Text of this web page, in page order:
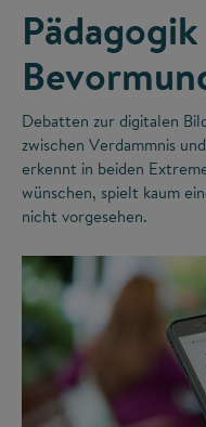
Debatten zur digitalen
zwischen Verdammnis
erkennt in beiden
wünschen, spielt kaum
nicht vorgesehen.